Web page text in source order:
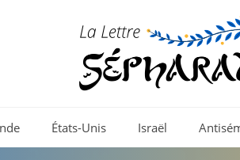
États-Unis Israël